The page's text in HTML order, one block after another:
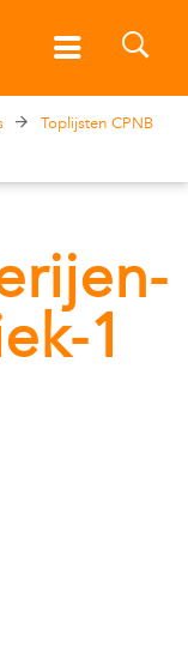
Toplijsten CPNB
1